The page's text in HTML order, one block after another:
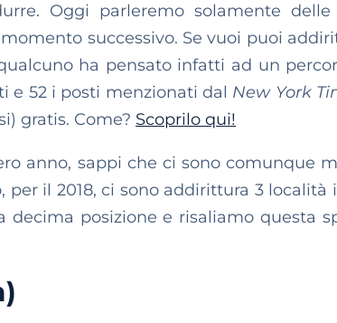
Oggi parleremo solamente
successivo. Se vuoi puoi
ha pensato infatti ad un
e 52 i posti menzionati dal New York
gratis. Come? Scoprilo qui!
anno, sappi che ci sono comunque
il 2018, ci sono addirittura 3
posizione e risaliamo questa